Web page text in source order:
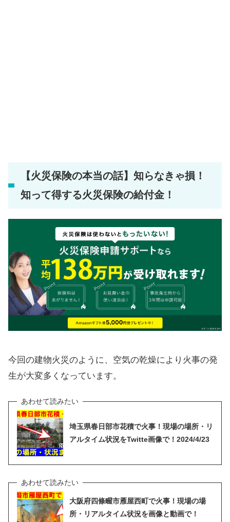
【火災保険の本当の話】知らなきゃ損！
知って得する火災保険の給付金！
今回の建物火災のように、空気の乾燥により火事の発
生が大変多くなっています。
埼玉県春日部市花積で火事！現場の場所・リ
アルタイム状況をTwitte画像で！2024/4/23
大阪府四條畷市雁屋西町で火事！現場の場
所・リアルタイム状況を画像と動画で！